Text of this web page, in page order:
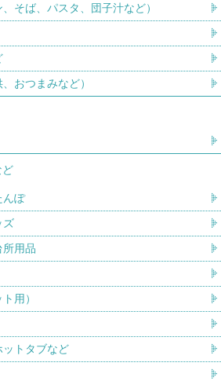
そば、パスタ、団子汁など）
おつまみなど）
ど
んぽ
ズ
所用品
用）
トタブなど